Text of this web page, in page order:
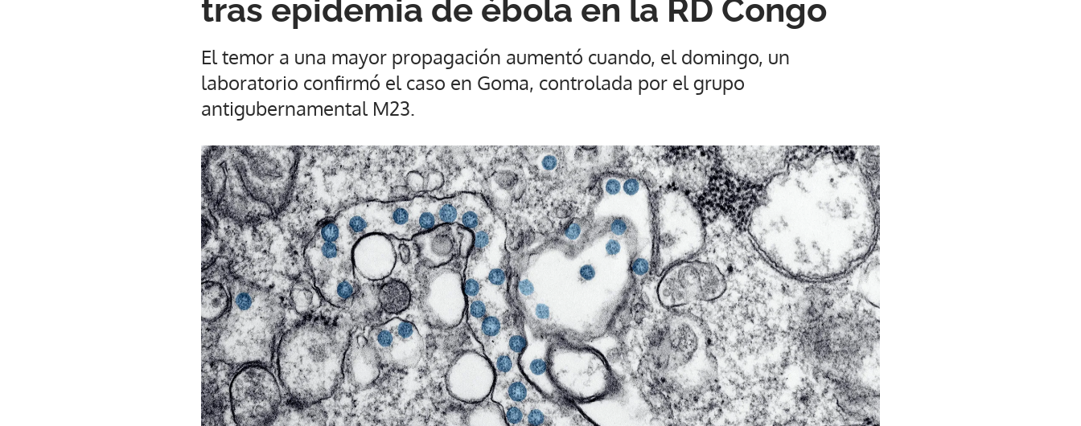
tras epidemia de ébola en la RD Congo
El temor a una mayor propagación aumentó cuando, el domingo, un
laboratorio confirmó el caso en Goma, controlada por el grupo
antigubernamental M23.